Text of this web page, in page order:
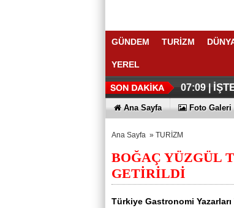
GÜNDEM TURİZM
YEREL
07:09 |
Ana Sayfa Foto Galeri
Ana Sayfa » TURİZM
BOĞAÇ YÜZGÜL
GETİRİLDİ
Türkiye Gastronomi